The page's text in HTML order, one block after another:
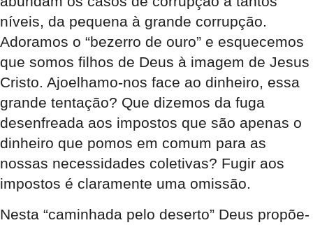
níveis, da pequena à grande corrupção.
Adoramos o “bezerro de ouro” e esquecemos
que somos filhos de Deus à imagem de Jesus
Cristo. Ajoelhamo-nos face ao dinheiro, essa
grande tentação? Que dizemos da fuga
desenfreada aos impostos que são apenas o
dinheiro que pomos em comum para as
nossas necessidades coletivas? Fugir aos
impostos é claramente uma omissão.
Nesta “caminhada pelo deserto” Deus propõe-